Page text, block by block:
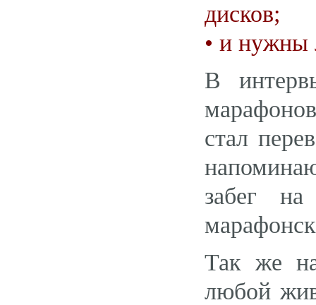
дисков;
• и нужны
В
стал
забег
Так же
любой